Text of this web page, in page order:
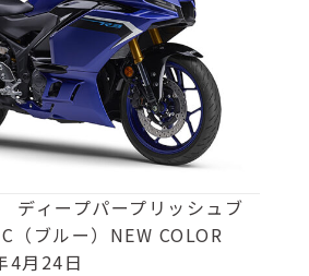
ィープパープリッシュブ
（ブルー）NEW COLOR
4月24日